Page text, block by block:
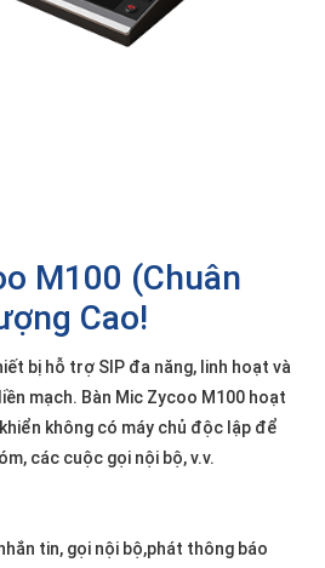
M100 (Chuân
Cao!
bị hỗ trợ SIP đa năng, linh hoạt và
mạch. Bàn Mic Zycoo M100 hoạt
không có máy chủ độc lập để
các cuộc gọi nội bộ, v.v.
tin, gọi nội bộ,phát thông báo